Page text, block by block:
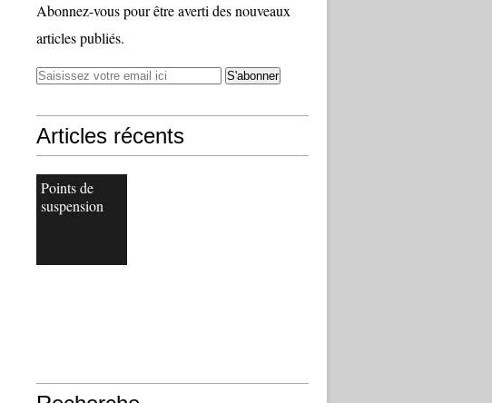
Abonnez-vous pour être averti des nouveaux
articles publiés.
Articles récents
Points de
suspension